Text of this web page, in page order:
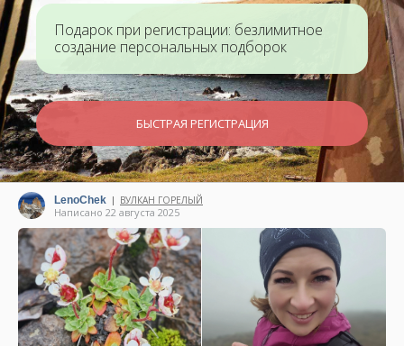
Подарок при регистрации: безлимитное
создание персональных подборок
БЫСТРАЯ РЕГИСТРАЦИЯ
LenoChek | ВУЛКАН ГОРЕЛЫЙ
Написано 22 августа 2025